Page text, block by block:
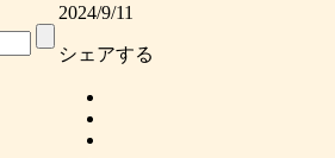
2024/9/11
シェアする